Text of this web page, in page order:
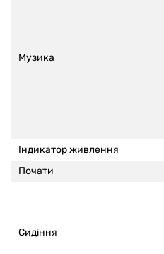
Музика
Індикатор живлення
Почати
Сидіння